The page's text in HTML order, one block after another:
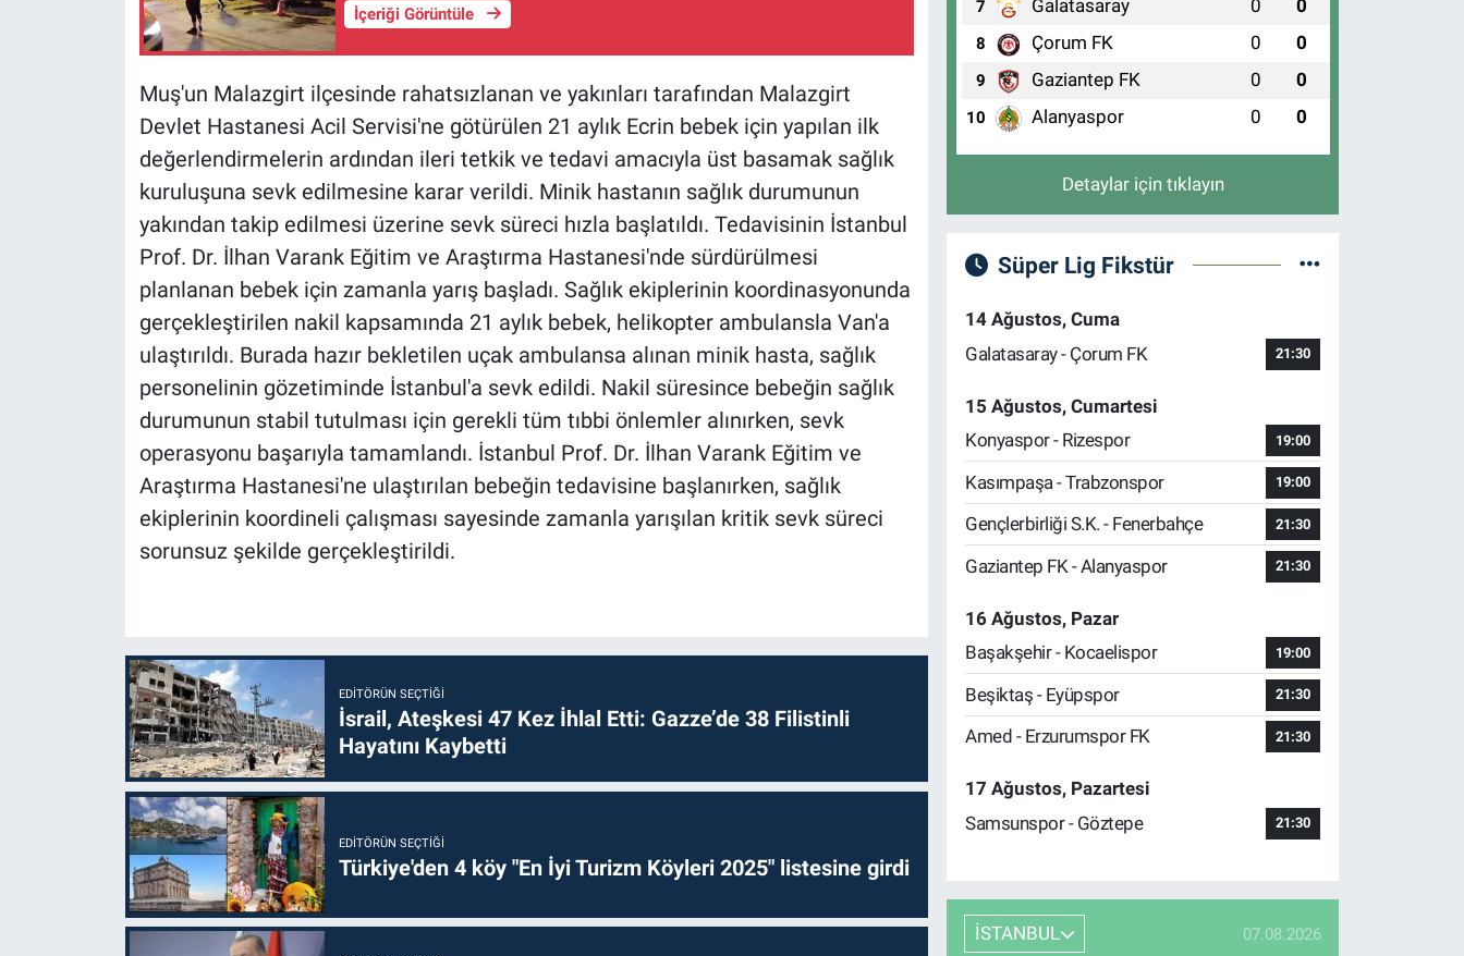
İçeriği Görüntüle
Muş'un Malazgirt ilçesinde rahatsızlanan ve yakınları tarafından Malazgirt
Devlet Hastanesi Acil Servisi'ne götürülen 21 aylık Ecrin bebek için yapılan ilk
değerlendirmelerin ardından ileri tetkik ve tedavi amacıyla üst basamak sağlık
kuruluşuna sevk edilmesine karar verildi. Minik hastanın sağlık durumunun
yakından takip edilmesi üzerine sevk süreci hızla başlatıldı. Tedavisinin İstanbul
Prof. Dr. İlhan Varank Eğitim ve Araştırma Hastanesi'nde sürdürülmesi
planlanan bebek için zamanla yarış başladı. Sağlık ekiplerinin koordinasyonunda
gerçekleştirilen nakil kapsamında 21 aylık bebek, helikopter ambulansla Van'a
ulaştırıldı. Burada hazır bekletilen uçak ambulansa alınan minik hasta, sağlık
personelinin gözetiminde İstanbul'a sevk edildi. Nakil süresince bebeğin sağlık
durumunun stabil tutulması için gerekli tüm tıbbi önlemler alınırken, sevk
operasyonu başarıyla tamamlandı. İstanbul Prof. Dr. İlhan Varank Eğitim ve
Araştırma Hastanesi'ne ulaştırılan bebeğin tedavisine başlanırken, sağlık
ekiplerinin koordineli çalışması sayesinde zamanla yarışılan kritik sevk süreci
sorunsuz şekilde gerçekleştirildi.
EDITÖRÜN SEÇTIĞI
İsrail, Ateşkesi 47 Kez İhlal Etti: Gazze’de 38 Filistinli
Hayatını Kaybetti
EDITÖRÜN SEÇTIĞI
Türkiye'den 4 köy "En İyi Turizm Köyleri 2025" listesine girdi
7 Galatasaray 0 0
8 Çorum FK 0 0
9 Gaziantep FK 0 0
10 Alanyaspor 0 0
Detaylar için tıklayın
Süper Lig Fikstür
14 Ağustos, Cuma
Galatasaray - Çorum FK
21:30
15 Ağustos, Cumartesi
Konyaspor - Rizespor
19:00
Kasımpaşa - Trabzonspor 19:00
Gençlerbirliği S.K. - Fenerbahçe 21:30
Gaziantep FK - Alanyaspor 21:30
16 Ağustos, Pazar
Başakşehir - Kocaelispor
19:00
Beşiktaş - Eyüpspor 21:30
Amed - Erzurumspor FK 21:30
17 Ağustos, Pazartesi
Samsunspor - Göztepe
21:30
İSTANBUL 07.08.2026